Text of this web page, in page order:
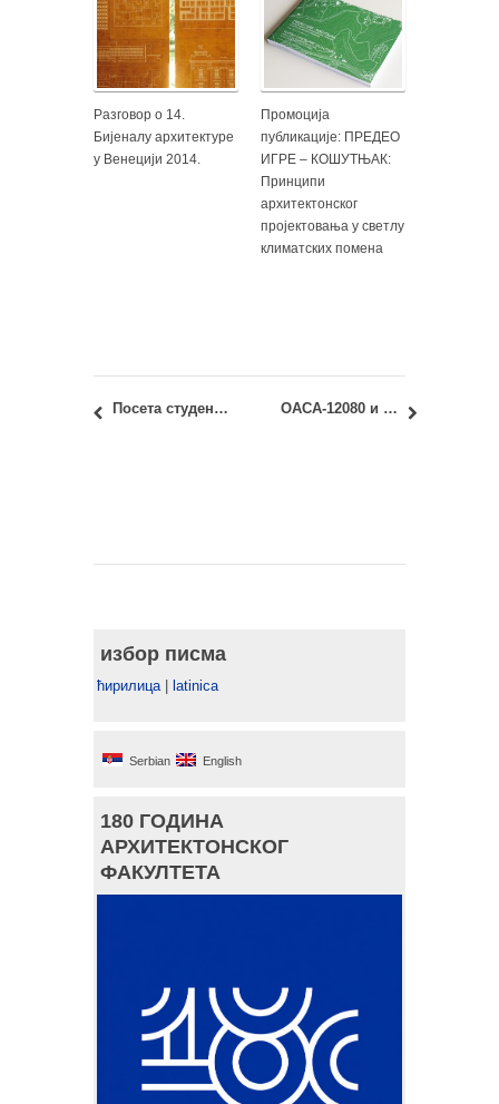
Разговор о 14.
Бијеналу архитектуре
у Венецији 2014.
Промоција
публикације: ПРЕДЕО
ИГРЕ – КОШУТЊАК:
Принципи
архитектонског
пројектовања у светлу
климатских помена
Посета студената и наставника средњовековним утврђеним градовима Голубац, Рам и Смедерево, 15. мај 2018. ОАСА-12080 и ИАСА-12080 – Геометрија облика 2: промењен термин теста за студенте поновце у јунском року
избор писма
ћирилица latinica
Serbian English
180 ГОДИНА
АРХИТЕКТОНСКОГ
ФАКУЛТЕТА